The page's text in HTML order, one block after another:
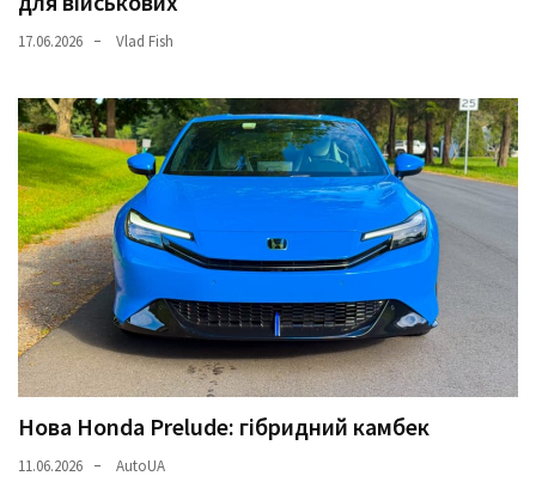
17.06.2026 Vlad Fish
Нова Honda Prelude: гібридний камбек
11.06.2026 AutoUA